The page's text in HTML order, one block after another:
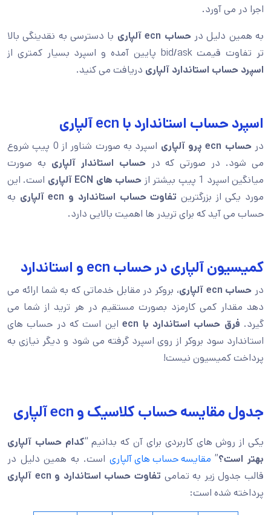
اجرا در می آورد.
به همین دلیل درحساب ecn آلپاری
با دسترسی به نقدینگی بالا
تر تفاوت قیمت bid/ask پایین آمده و اسپرد بسیار کمتری از
اسپرد حساب استاندارد آلپاری دریافت می کنید.
اسپرد حساب استاندارد با ecn آلپاری
درحساب ecn پرو آلپاری
اسپرد به صورت شناور از 0 پیپ شروع
می شود. در صورتی که درحساب استاندار آلپاری به صورت
میانگین اسپرد 1 پیپ بیشتر از
حساب های ECN آلپاری
است. این
مورد یکی از بزرگترین تفاوت حساب استاندارد و ecn آلپاری
به
حساب می آید که برای تریدر ها اهمیت بالایی دارد.
کمیسیون آلپاری در حساب ecn و استاندارد
در حساب ecn آلپاری
، بروکر در مقابل خدماتی که به شما ارائه می
دهد مقدار کمی کارمزد بصورت مستقیم در هر ترید از شما می
گیرد. فرق حساب استاندارد با ecn
این است که در حساب های
استاندارد سود بروکر از روی اسپرد گرفته می شود و دیگر نیازی به
پرداخت کمیسیون نیست!
جدول مقایسه حساب کلاسیک و ecn آلپاری
یکی از روش های کاربردی برای آن که بدانیم “کدام حساب آلپاری
بهتر است؟” مقایسه حساب های آلپاری است. به همین دلیل در
قالب جدول زیر به تمامی تفاوت حساب استاندارد و ecn آلپاری
پرداخته شده است: